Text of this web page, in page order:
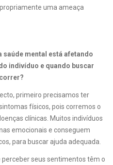
uma ameaça
saúde mental está afetando
indivíduo e quando buscar
primeiro precisamos ter
físicos, pois corremos o
clínicas. Muitos indivíduos
emocionais e conseguem
para buscar ajuda adequada.
seus sentimentos têm o